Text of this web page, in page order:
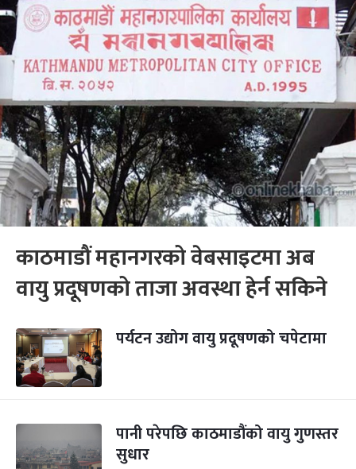
काठमाडौं महानगरको वेबसाइटमा अब
वायु प्रदूषणको ताजा अवस्था हेर्न सकिने
पर्यटन उद्योग वायु प्रदूषणको चपेटामा
पानी परेपछि काठमाडौंको वायु गुणस्तर
सुधार